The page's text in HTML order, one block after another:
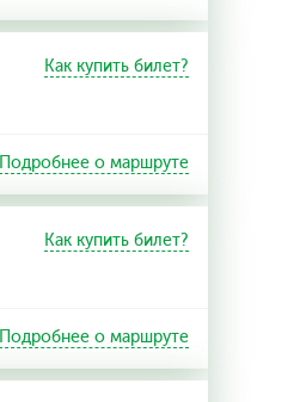
Как купить билет?
Подробнее о маршруте
Как купить билет?
Подробнее о маршруте